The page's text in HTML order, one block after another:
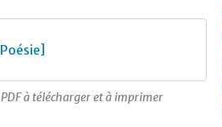
à télécharger et à imprimer